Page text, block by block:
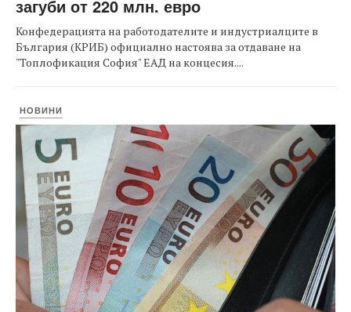
загуби от 220 млн. евро
Конфедерацията на работодателите и индустриалците в
България (КРИБ) официално настоява за отдаване на
"Топлофикация София" ЕАД на концесия....
НОВИНИ